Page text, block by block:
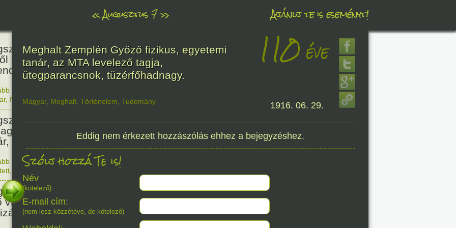
«Augusztus 7» Ajánlj te is eseményt!
Báthori Erzsébet,
rémséges és kegyetlen
éltek.
466éve
olvasom
, Nő Történelem
Kondor Gusztáv
matematikus, egyetemi
akadémikus.
201éve
olvasom|Nincs hozzászólás, szólj hozzá!
Mata Hari, a híres
világháborús táncosnő,
és kém.
150éve
Meghalt Zemplén Győző fizikus, egyetemi
tanár, az MTA levelező tagja,
ütegparancsnok, tüzérfőhadnagy.
110 éve
Magyar, Meghalt Történelem Tudomány 1916. 06. 29.
Eddig nem érkezett hozzászólás ehhez a bejegyzéshez.
Szólj hozzá Te is!
Név
(kötelező)
E-mail cím:
(nem lesz közzétéve, de kötelező)